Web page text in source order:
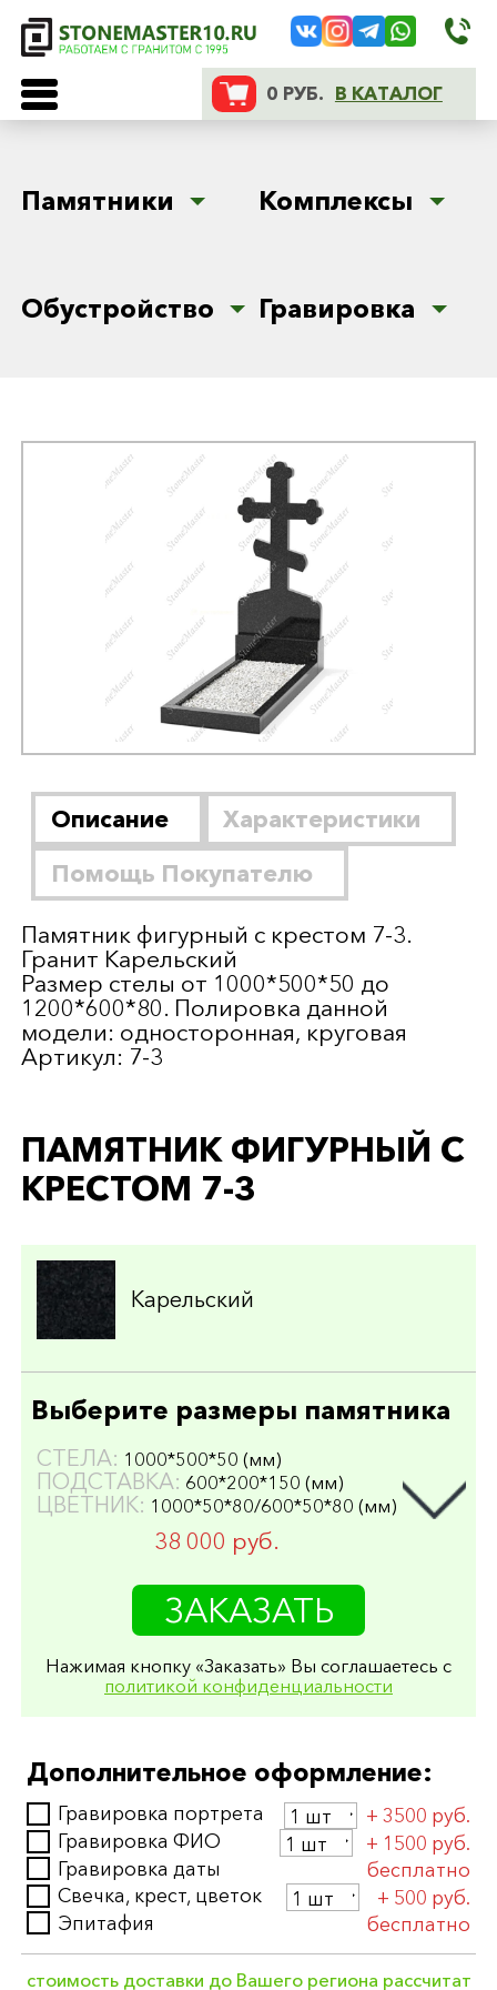
0 РУБ. В КАТАЛОГ
Памятники Комплексы
Обустройство Гравировка
Описание
Характеристики
Помощь Покупателю
Памятник фигурный с крестом 7-3.
Гранит Карельский
Размер стелы от 1000*500*50 до
1200*600*80. Полировка данной
модели: односторонная, круговая
Артикул: 7-3
ПАМЯТНИК ФИГУРНЫЙ С
КРЕСТОМ 7-3
Карельский
Выберите размеры памятника
СТЕЛА: 1000*500*50 (мм)
ПОДСТАВКА: 600*200*150 (мм)
ЦВЕТНИК: 1000*50*80/600*50*80 (мм)
38 000 руб.
1000*500*50 (мм)
ПОДСТАВКА:600*200*150 (мм)
ЦВЕТНИК:1000*50*80/600*50*80 (мм)
ПОЛИРОВКА:круговая
48 000 руб.
ЦВЕТНИК:1000*80*80/600*80*80 (мм)
ПОЛИРОВКА: односторонняя
42 500 руб.
СТЕЛА:1000*500*80 (мм)
ПОДСТАВКА:600*200*150 (мм)
ЦВЕТНИК: 1000*80*80/600*80*80 (мм)
ПОЛИРОВКА:
54 000 руб.
ЗАКАЗАТЬ
Нажимая кнопку «Заказать» Вы соглашаетесь с
политикой конфиденциальности
Дополнительное оформление:
Гравировка портрета
+ 3500 руб.
Гравировка ФИО
+ 1500 руб.
Гравировка даты
бесплатно
Свечка, крест, цветок
+ 500 руб.
Эпитафия
бесплатно
стоимость доставки до Вашего региона рассчитат